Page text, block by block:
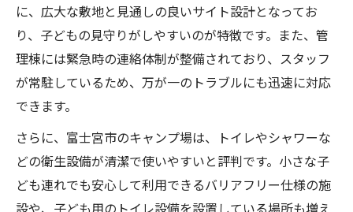
に、広大な敷地と見通しの良いサイト設計となってお
り、子どもの見守りがしやすいのが特徴です。また、管
理棟には緊急時の連絡体制が整備されており、スタッフ
が常駐しているため、万が一のトラブルにも迅速に対応
できます。
さらに、富士宮市のキャンプ場は、トイレやシャワーな
どの衛生設備が清潔で使いやすいと評判です。小さな子
ども連れでも安心して利用できるバリアフリー仕様の施
設や、子ども用のトイレ設備を設置している場所も増え